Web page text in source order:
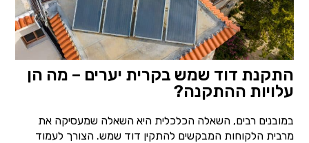
התקנת דוד שמש בקרית יערים – מה הן
עלויות ההתקנה?
במובנים רבים, השאלה הכלכלית היא השאלה שמעסיקה את
מרבית הלקוחות המבקשים להתקין דוד שמש. הצורך לעמוד